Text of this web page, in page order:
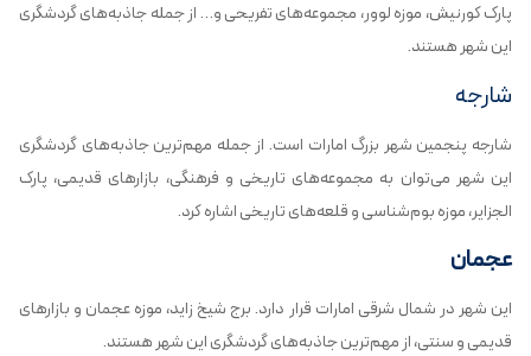
پارک کورنیش، موزه لوور، مجموعه‌های تفریحی و… از جمله جاذبه‌های گردشگری
این شهر هستند.
شارجه
شارجه پنجمین شهر بزرگ امارات است. از جمله مهم‌ترین جاذبه‌های گردشگری
این شهر می‌توان به مجموعه‌های تاریخی و فرهنگی، بازارهای قدیمی، پارک
الجزایر، موزه بوم‌شناسی و قلعه‌های تاریخی اشاره کرد.
عجمان
این شهر در شمال شرقی امارات قرار دارد. برج شیخ زاید، موزه عجمان و بازارهای
قدیمی و سنتی، از مهم‌ترین جاذبه‌های گردشگری این شهر هستند.